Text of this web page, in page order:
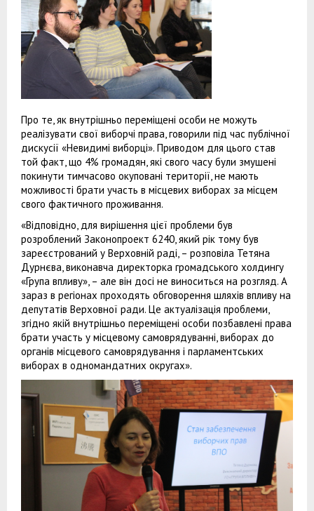
Про те, як внутрішньо переміщені особи не можуть
реалізувати свої виборчі права, говорили під час публічної
дискусії «Невидимі виборці». Приводом для цього став
той факт, що 4% громадян, які свого часу були змушені
покинути тимчасово окуповані території, не мають
можливості брати участь в місцевих виборах за місцем
свого фактичного проживання.
«Відповідно, для вирішення цієї проблеми був
розроблений Законопроект 6240, який рік тому був
зареєстрований у Верховній раді, – розповіла Тетяна
Дурнєва, виконавча директорка громадського холдингу
«Група впливу», – але він досі не виноситься на розгляд. А
зараз в регіонах проходять обговорення шляхів впливу на
депутатів Верховної ради. Це актуалізація проблеми,
згідно якій внутрішньо переміщені особи позбавлені права
брати участь у місцевому самоврядуванні, виборах до
органів місцевого самоврядування і парламентських
виборах в одномандатних округах».